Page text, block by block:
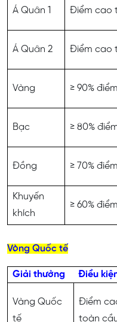
Á Quân 1 Điểm cao
Á Quân 2 Điểm cao
Vàng ≥ 90%
Bạc ≥ 80%
Đồng ≥ 70%
Khuyến
khích
≥ 60%
Vòng Quốc tế
Giải thưởng Điều
Vàng Quốc
tế
Điểm
toàn